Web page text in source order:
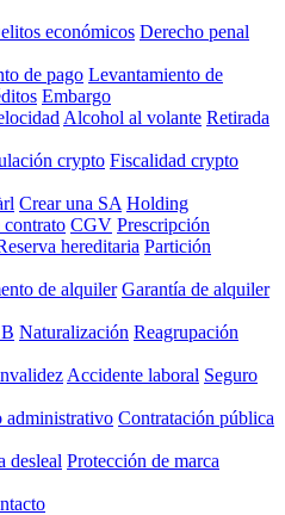
económicos Derecho penal
de pago Levantamiento de
Embargo
Alcohol al volante Retirada
crypto Fiscalidad crypto
Crear una SA Holding
contrato CGV Prescripción
hereditaria Partición
de alquiler Garantía de alquiler
Naturalización Reagrupación
Accidente laboral Seguro
administrativo Contratación pública
desleal Protección de marca